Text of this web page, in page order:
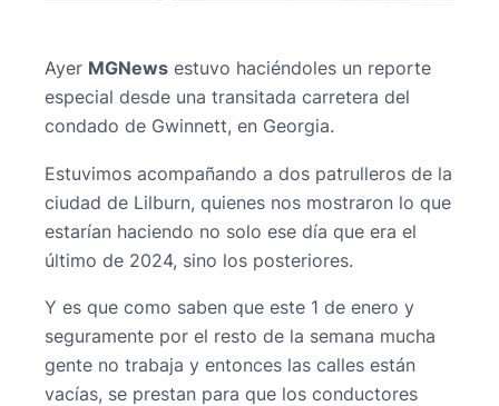
Ayer MGNews estuvo haciéndoles un reporte
especial desde una transitada carretera del
condado de Gwinnett, en Georgia.
Estuvimos acompañando a dos patrulleros de la
ciudad de Lilburn, quienes nos mostraron lo que
estarían haciendo no solo ese día que era el
último de 2024, sino los posteriores.
Y es que como saben que este 1 de enero y
seguramente por el resto de la semana mucha
gente no trabaja y entonces las calles están
vacías, se prestan para que los conductores